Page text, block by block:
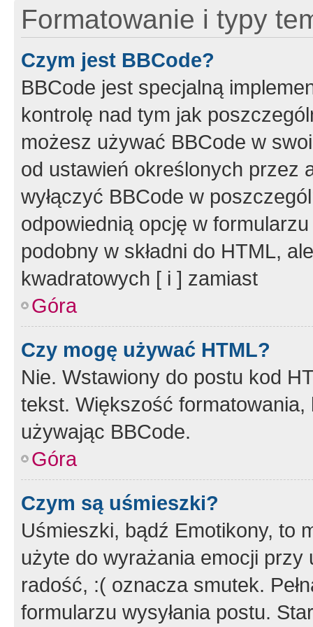
Formatowanie i typy
Czym jest BBCode?
BBCode jest specjalną
kontrolę nad tym jak
możesz używać BBCode w
od ustawień określonych przez
wyłączyć BBCode w
odpowiednią opcję w
podobny w składni do HTML,
kwadratowych [ i ] zamiast
Góra
Czy mogę używać HTML?
Nie. Wstawiony do postu kod
tekst. Większość
używając BBCode.
Góra
Czym są uśmieszki?
Uśmieszki, bądź Emotikony, to
użyte do wyrażania emocji
radość, :( oznacza smutek.
formularzu wysyłania postu.